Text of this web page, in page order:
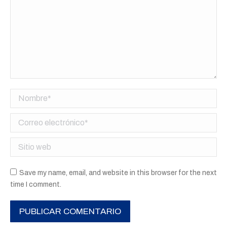
Nombre *
Correo electrónico *
Sitio web
Save my name, email, and website in this browser for the next
time I comment.
PUBLICAR COMENTARIO